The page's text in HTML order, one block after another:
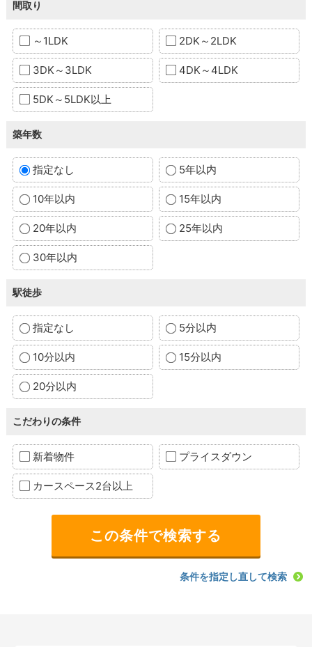
間取り
～1LDK 2DK～2LDK
3DK～3LDK 4DK～4LDK
5DK～5LDK以上
築年数
指定なし 5年以内
10年以内 15年以内
20年以内 25年以内
30年以内
駅徒歩
指定なし 5分以内
10分以内 15分以内
20分以内
こだわりの条件
新着物件 プライスダウン
カースペース2台以上
条件を指定し直して検索